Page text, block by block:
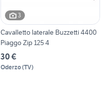
3
Cavalletto laterale Buzzetti 4400
Piaggo Zip 125 4
30 €
Oderzo(TV)